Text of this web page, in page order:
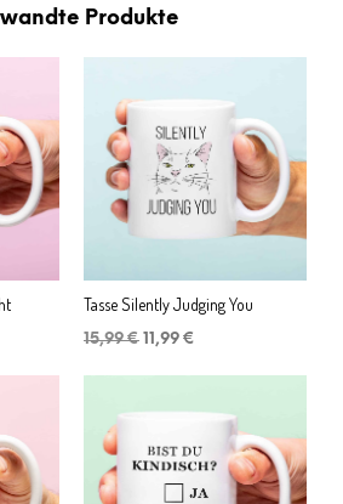
Produkte
Tasse Silently Judging You
15,99€ Ursprünglicher
war:
11,99 €
ist: